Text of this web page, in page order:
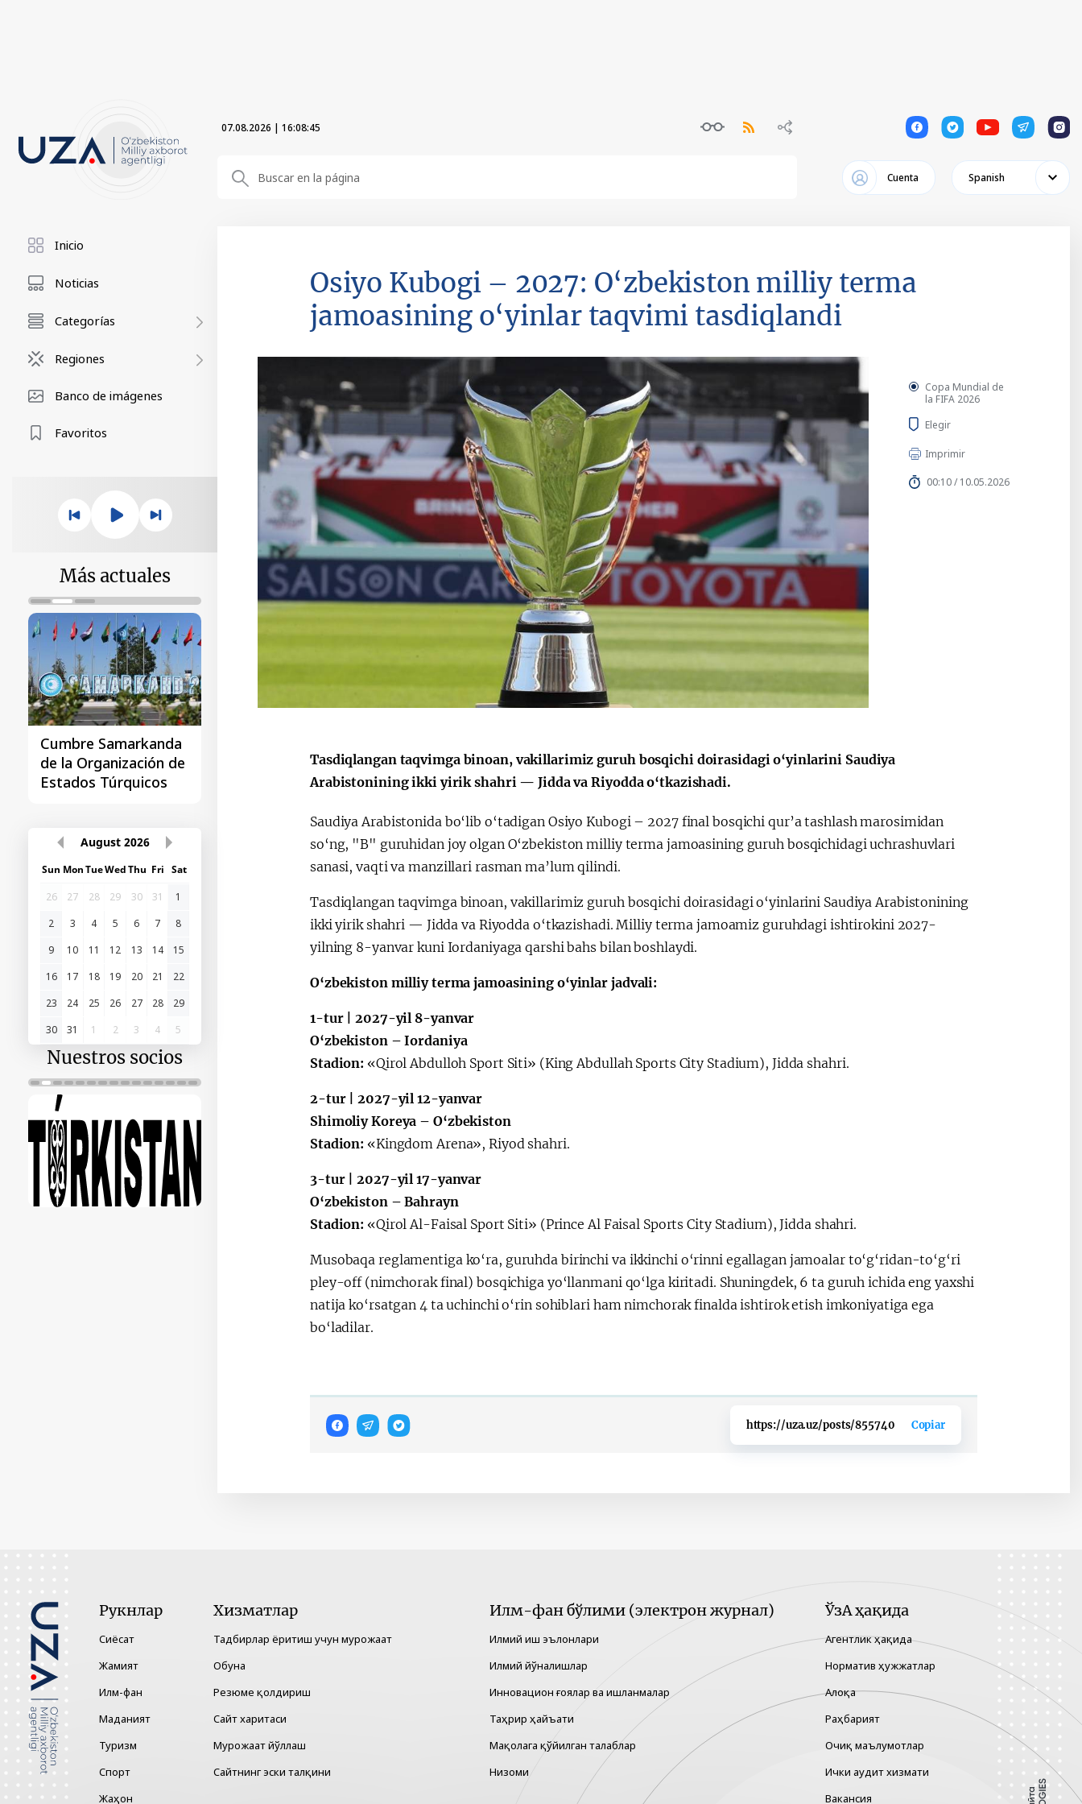
07.08.2026 | 16:08:46 1 1 1 1 1
Cuenta Spanish
Inicio
Noticias
Categorías
Regiones
Banco de imágenes
Favoritos
Más actuales
Cumbre Samarkanda
de la Organización de
Estados Túrquicos
"Asia Central - China"
August 2026
Sun MonTueWedThu Fri Sat
26
27 28 29 30 31
1
2
3 4 5 6 7
8
9
10 11 12 13 14
15
16
17 18 19 20 21
22
23
24 25 26 27 28
29
30
31 1 2 3 4 5
Nuestros socios
Osiyo Kubogi – 2027: O‘zbekiston milliy terma
jamoasining o‘yinlar taqvimi tasdiqlandi
Copa Mundial de
la FIFA 2026
Elegir
Imprimir
00:10 / 10.05.2026
Tasdiqlangan taqvimga binoan, vakillarimiz guruh bosqichi doirasidagi o‘yinlarini Saudiya
Arabistonining ikki yirik shahri — Jidda va Riyodda o‘tkazishadi.
Saudiya Arabistonida bo‘lib o‘tadigan Osiyo Kubogi – 2027 final bosqichi qur’a tashlash marosimidan
so‘ng, "B" guruhidan joy olgan O‘zbekiston milliy terma jamoasining guruh bosqichidagi uchrashuvlari
sanasi, vaqti va manzillari rasman ma’lum qilindi.
Tasdiqlangan taqvimga binoan, vakillarimiz guruh bosqichi doirasidagi o‘yinlarini Saudiya Arabistonining
ikki yirik shahri — Jidda va Riyodda o‘tkazishadi. Milliy terma jamoamiz guruhdagi ishtirokini 2027-
yilning 8-yanvar kuni Iordaniyaga qarshi bahs bilan boshlaydi.
O‘zbekiston milliy terma jamoasining o‘yinlar jadvali:
1-tur | 2027-yil 8-yanvar
O‘zbekiston – Iordaniya
Stadion: «Qirol Abdulloh Sport Siti» (King Abdullah Sports City Stadium), Jidda shahri.
2-tur | 2027-yil 12-yanvar
Shimoliy Koreya – O‘zbekiston
Stadion: «Kingdom Arena», Riyod shahri.
3-tur | 2027-yil 17-yanvar
O‘zbekiston – Bahrayn
Stadion: «Qirol Al-Faisal Sport Siti» (Prince Al Faisal Sports City Stadium), Jidda shahri.
Musobaqa reglamentiga ko‘ra, guruhda birinchi va ikkinchi o‘rinni egallagan jamoalar to‘g‘ridan-to‘g‘ri
pley-off (nimchorak final) bosqichiga yo‘llanmani qo‘lga kiritadi. Shuningdek, 6 ta guruh ichida eng yaxshi
natija ko‘rsatgan 4 ta uchinchi o‘rin sohiblari ham nimchorak finalda ishtirok etish imkoniyatiga ega
bo‘ladilar.
https://uza.uz/posts/855740 Copiar
Рукнлар
Сиёсат
Жамият
Илм-фан
Маданият
Туризм
Спорт
Жаҳон
Хизматлар
Тадбирлар ёритиш учун мурожаат
Обуна
Резюме қолдириш
Сайт харитаси
Мурожаат йўллаш
Сайтнинг эски талқини
Илм-фан бўлими (электрон журнал)
Илмий иш эълонлари
Илмий йўналишлар
Инновацион ғоялар ва ишланмалар
Таҳрир ҳайъати
Мақолага қўйилган талаблар
Низоми
ЎзА ҳақида
Агентлик ҳақида
Норматив ҳужжатлар
Алоқа
Раҳбарият
Очиқ маълумотлар
Ички аудит хизмати
Вакансия